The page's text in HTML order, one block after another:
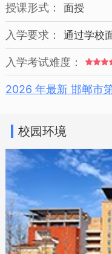
授课形式： 面授
入学要求： 通过学校
入学考试难度：
2026 年最新 邯郸市
校园环境